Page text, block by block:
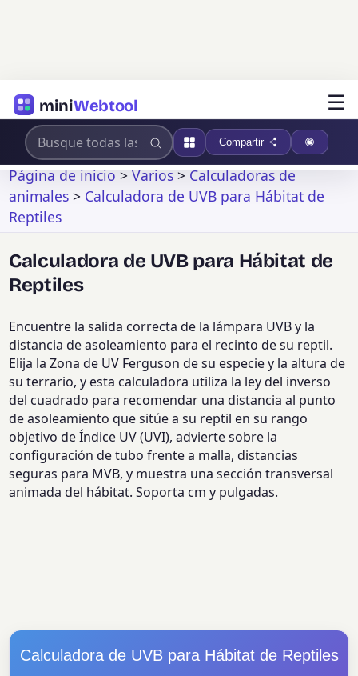
miniWebtool ☰
Compartir
Página de inicio>Varios>Calculadoras de
animales > Calculadora de UVB para Hábitat de
Reptiles
Calculadora de UVB para Hábitat de
Reptiles
Encuentre la salida correcta de la lámpara UVB y la
distancia de asoleamiento para el recinto de su reptil.
Elija la Zona de UV Ferguson de su especie y la altura de
su terrario, y esta calculadora utiliza la ley del inverso
del cuadrado para recomendar una distancia al punto
de asoleamiento que sitúe a su reptil en su rango
objetivo de Índice UV (UVI), advierte sobre la
configuración de tubo frente a malla, distancias
seguras para MVB, y muestra una sección transversal
animada del hábitat. Soporta cm y pulgadas.
Calculadora de UVB para Hábitat de Reptiles